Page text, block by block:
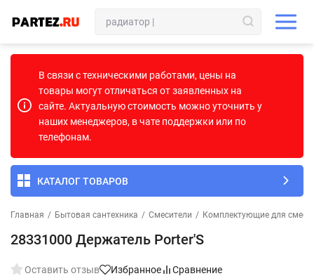
В связи с техническими работами, цены на
товары могут отличаться от заявленных на
сайте. Актуальную стоимость можно уточнить у
наших менеджеров, в чате поддержки или по
телефонам.
КАТАЛОГ ТОВАРОВ
Главная / Бытовая сантехника / Смесители / Комплектующие для
28331000 Держатель Porter'S
Оставить отзыв Избранное Сравнение